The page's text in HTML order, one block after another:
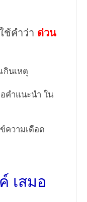
ช้คำว่า ด่วน
กินเหตุ
คำแนะนำ ใน
ความเดือด
เสมอ